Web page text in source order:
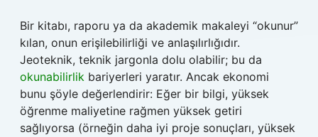
Bir kitabı, raporu ya da akademik makaleyi “okunur”
kılan, onun erişilebilirliği ve anlaşılırlığıdır.
Jeoteknik, teknik jargonla dolu olabilir; bu da
okunabilirlik bariyerleri yaratır. Ancak ekonomi
bunu şöyle değerlendirir: Eğer bir bilgi, yüksek
öğrenme maliyetine rağmen yüksek getiri
sağlıyorsa (örneğin daha iyi proje sonuçları, yüksek